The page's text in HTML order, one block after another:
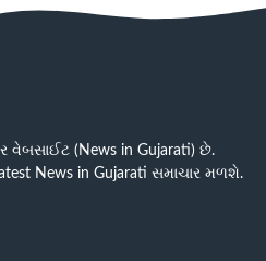
વેબસાઈટ (News in Gujarati) છે.
News in Gujarati સમાચાર મળશે.